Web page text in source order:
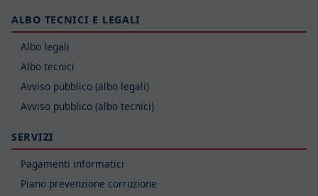
ALBO TECNICI E LEGALI
Albo legali
Albo tecnici
Avviso pubblico (albo legali)
Avviso pubblico (albo tecnici)
SERVIZI
Pagamenti informatici
Piano prevenzione corruzione